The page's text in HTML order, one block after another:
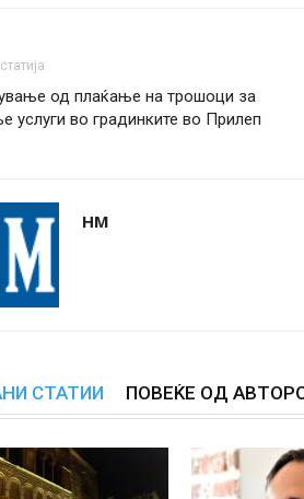
од плаќање на трошоци за
услуги во градинките во Прилеп
НМ
СТАТИИ ПОВЕЌЕ ОД